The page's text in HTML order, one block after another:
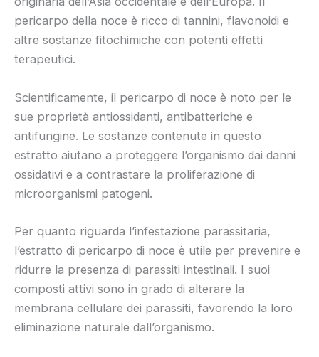
pericarpo della noce è ricco di tannini, flavonoidi e
altre sostanze fitochimiche con potenti effetti
terapeutici.
Scientificamente, il pericarpo di noce è noto per le
sue proprietà antiossidanti, antibatteriche e
antifungine. Le sostanze contenute in questo
estratto aiutano a proteggere l’organismo dai danni
ossidativi e a contrastare la proliferazione di
microorganismi patogeni.
Per quanto riguarda l’infestazione parassitaria,
l’estratto di pericarpo di noce è utile per prevenire e
ridurre la presenza di parassiti intestinali. I suoi
composti attivi sono in grado di alterare la
membrana cellulare dei parassiti, favorendo la loro
eliminazione naturale dall’organismo.